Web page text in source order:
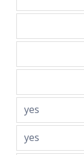
yes
yes